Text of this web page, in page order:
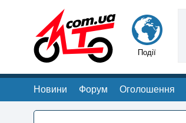
Події
Новини Форум Оголошення